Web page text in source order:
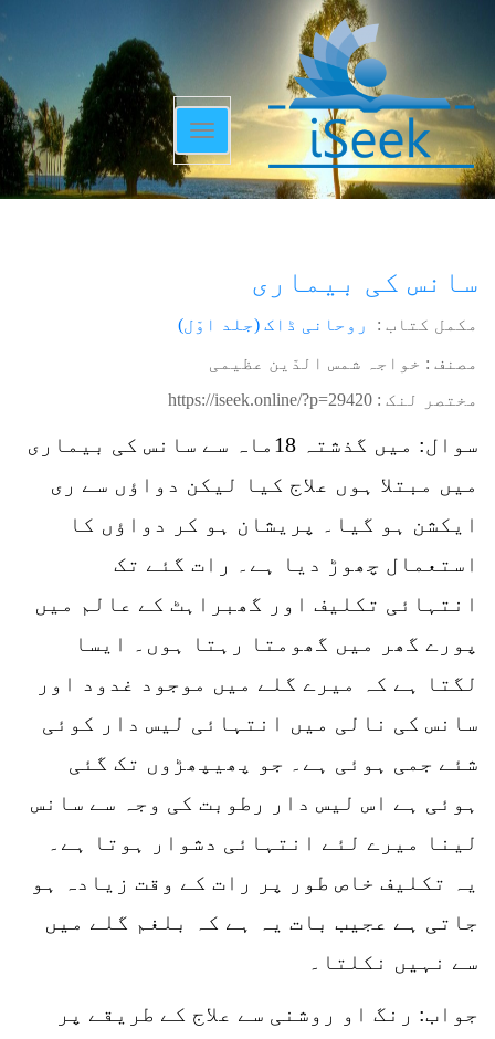
Toggle
navigation
سانس کی بیماری
مکمل کتاب : روحانی ڈاک (جلد اوّل)
مصنف : خواجہ شمس الدّین عظیمی
مختصر لنک : https://iseek.online/?p=29420
سوال: میں گذشتہ 18ماہ سے سانس کی بیماری
میں مبتلا ہوں علاج کیا لیکن دواؤں سے ری
ایکشن ہو گیا۔ پریشان ہو کر دواؤں کا
استعمال چھوڑ دیا ہے۔ رات گئے تک
انتہائی تکلیف اور گھبراہٹ کے عالم میں
پورے گھر میں گھومتا رہتا ہوں۔ ایسا
لگتا ہے کہ میرے گلے میں موجود غدود اور
سانس کی نالی میں انتہائی لیس دار کوئی
شئے جمی ہوئی ہے۔ جو پھیپھڑوں تک گئی
ہوئی ہے اس لیس دار رطوبت کی وجہ سے سانس
لینا میرے لئے انتہائی دشوار ہوتا ہے۔
یہ تکلیف خاص طور پر رات کے وقت زیادہ ہو
جاتی ہے عجیب بات یہ ہے کہ بلغم گلے میں
سے نہیں نکلتا۔
جواب: رنگ او روشنی سے علاج کے طریقے پر